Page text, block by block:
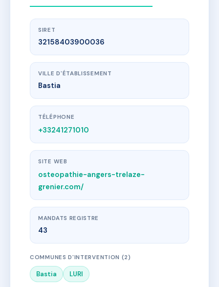
SIRET
32158403900036
VILLE D'ÉTABLISSEMENT
Bastia
TÉLÉPHONE
+33241271010
SITE WEB
osteopathie-angers-trelaze-
grenier.com/
MANDATS REGISTRE
43
COMMUNES D'INTERVENTION (2)
Bastia LURI